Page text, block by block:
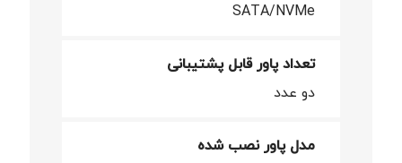
SATA/NVMe
تعداد پاور قابل پشتیبانی
دو عدد
مدل پاور نصب شده